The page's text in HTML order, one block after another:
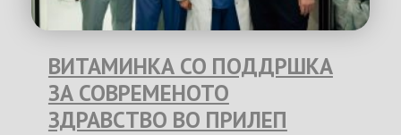
ВИТАМИНКА СО ПОДДРШКА
ЗА СОВРЕМЕНОТО
ЗДРАВСТВО ВО ПРИЛЕП